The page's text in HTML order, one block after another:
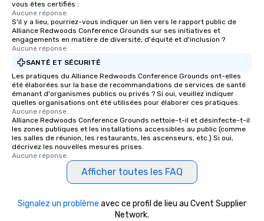
vous êtes certifiés :
Aucune réponse.
S'il y a lieu, pourriez-vous indiquer un lien vers le rapport public de
Alliance Redwoods Conference Grounds sur ses initiatives et
engagements en matière de diversité, d'équité et d'inclusion ?
Aucune réponse.
SANTÉ ET SÉCURITÉ
Les pratiques du Alliance Redwoods Conference Grounds ont-elles
été élaborées sur la base de recommandations de services de santé
émanant d'organismes publics ou privés ? Si oui, veuillez indiquer
quelles organisations ont été utilisées pour élaborer ces pratiques.
Aucune réponse.
Alliance Redwoods Conference Grounds nettoie-t-il et désinfecte-t-il
les zones publiques et les installations accessibles au public (comme
les salles de réunion, les restaurants, les ascenseurs, etc.) Si oui,
décrivez les nouvelles mesures prises.
Aucune réponse.
Afficher toutes les FAQ
Signalez un problème avec ce profil de lieu au Cvent Supplier
Network.